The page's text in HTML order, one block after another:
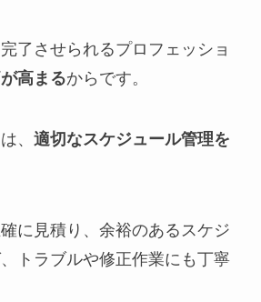
了させられるプロフェッショ
高まるからです。
、 適切なスケジュール管理を
に見積り、余裕のあるスケジ
トラブルや修正作業にも丁寧